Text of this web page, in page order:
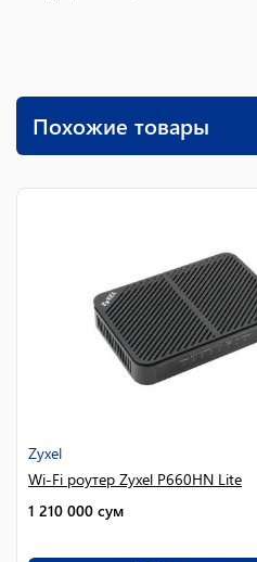
Похожие товары
Zyxel
Wi-Fi роутер Zyxel P660HN Lite
1 210 000 сум